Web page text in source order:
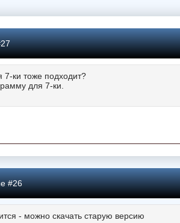
7-ки тоже подходит?
для 7-ки.
#26
- можно скачать старую версию